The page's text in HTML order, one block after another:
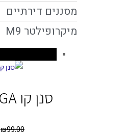
מסננים דירתיים
מיקרופילטר M9
סנן קו NOGA פחם קוקוס
₪99.00